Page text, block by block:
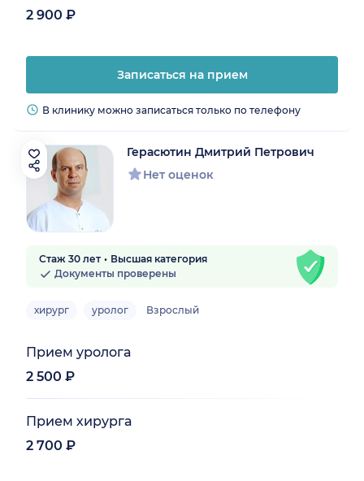
2 900 ₽
Записаться на прием
В клинику можно записаться только по телефону
Герасютин Дмитрий Петрович
Нет оценок
Стаж 30 лет
Высшая категория
Документы проверены
хирург уролог Взрослый
Прием уролога
2 500 ₽
Прием хирурга
2 700 ₽